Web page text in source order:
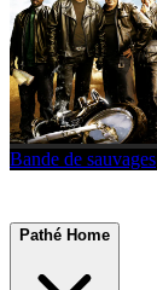
Bande de sauvages
Pathé Home